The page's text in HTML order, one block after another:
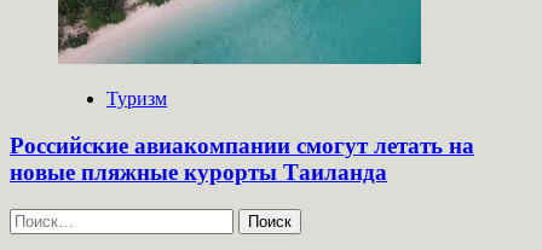
Туризм
Российские авиакомпании смогут летать на
новые пляжные курорты Таиланда
Найти: